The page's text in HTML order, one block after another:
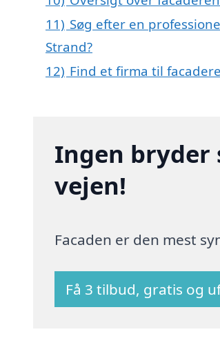
11) Søg efter en
Strand?
12) Find et firma til
Ingen bryder
vejen!
Facaden er den mest
Få 3 tilbud, gratis og